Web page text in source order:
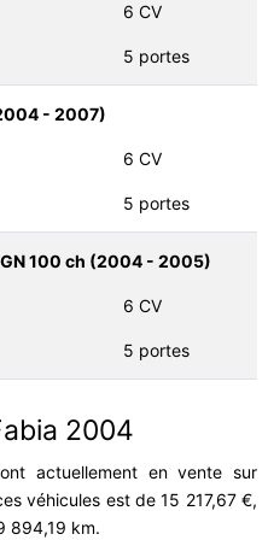
6 CV
5 portes
- 2007)
6 CV
5 portes
100 ch (2004 - 2005)
6 CV
5 portes
2004
actuellement en vente sur
véhicules est de 15 217,67 €,
894,19 km.